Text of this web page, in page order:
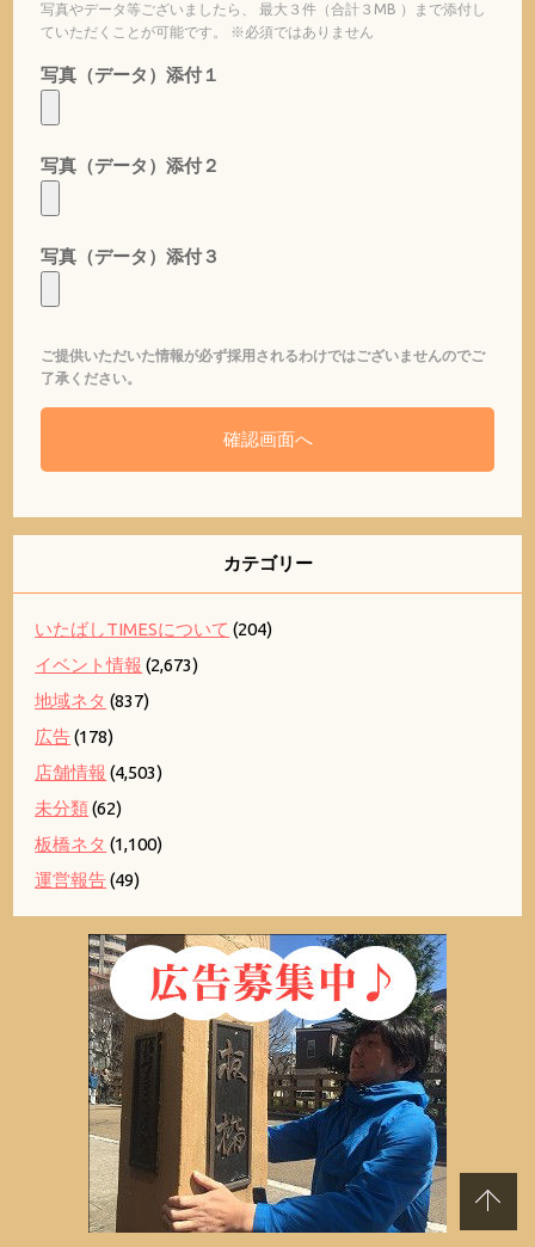
写真やデータ等ございましたら、 最大３件（合計３MB ）まで添付し
ていただくことが可能です。 ※必須ではありません
写真（データ）添付１
写真（データ）添付２
写真（データ）添付３
ご提供いただいた情報が必ず採用されるわけではございませんのでご
了承ください。
カテゴリー
いたばしTIMESについて (204)
イベント情報 (2,673)
地域ネタ (837)
広告(178)
店舗情報 (4,503)
未分類(62)
板橋ネタ (1,100)
運営報告(49)